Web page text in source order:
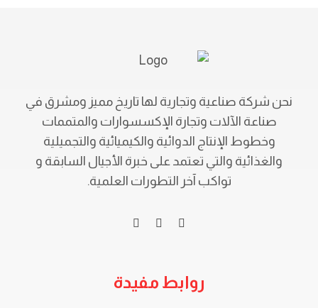
نحن شركة صناعية وتجارية لها تاريخ مميز ومشرق في
صناعة الآلات وتجارة الإكسسوارات والمتممات
وخطوط الإنتاج الدوائية والكيميائية والتجميلية
والغذائية والتي تعتمد على خبرة الأجيال السابقة و
تواكب آخر التطورات العلمية.
روابط مفيدة